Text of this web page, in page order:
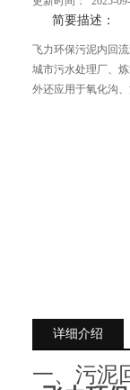
简要描述：
飞力环保污泥内回
城市污水处理厂、
外还应用于氧化沟
详细介绍
一、污泥